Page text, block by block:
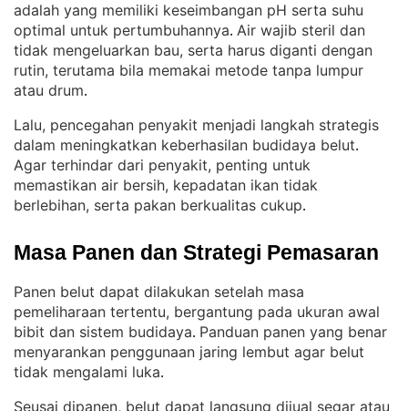
adalah yang memiliki keseimbangan pH serta suhu
optimal untuk pertumbuhannya. Air wajib steril dan
tidak mengeluarkan bau, serta harus diganti dengan
rutin, terutama bila memakai metode tanpa lumpur
atau drum.
Lalu, pencegahan penyakit menjadi langkah strategis
dalam meningkatkan keberhasilan budidaya belut
Agar terhindar dari penyakit, penting untuk
memastikan air bersih, kepadatan ikan tidak
berlebihan, serta pakan berkualitas cukup.
Masa Panen dan Strategi Pemasaran
Panen belut dapat dilakukan setelah masa
pemeliharaan tertentu, bergantung pada ukuran awal
bibit dan sistem budidaya. Panduan panen yang benar
menyarankan penggunaan jaring lembut agar belut
tidak mengalami luka.
Seusai dipanen, belut dapat langsung dijual segar atau